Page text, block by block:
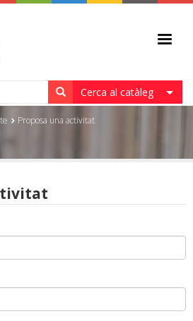
Cerca al catàleg
UNA ACTIVITAT
Proposa una activitat